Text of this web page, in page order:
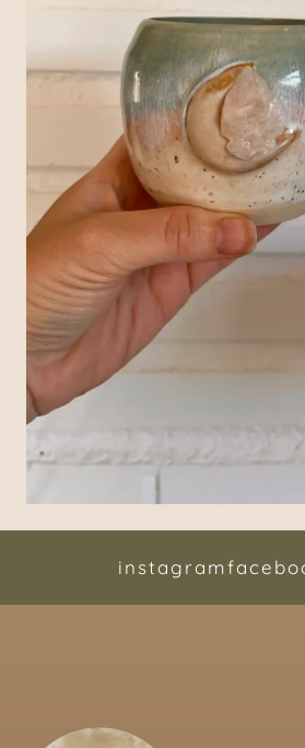
instagram